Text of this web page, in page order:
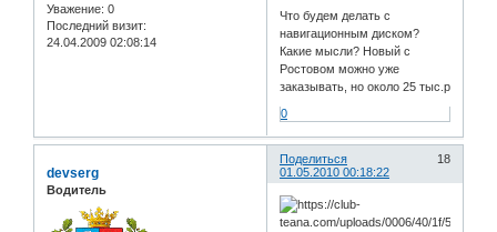
Уважение: 0
Последний визит:
24.04.2009 02:08:14
Что будем делать с
навигационным диском?
Какие мысли? Новый с
Ростовом можно уже
заказывать, но около 25 тыс.р
0
Поделиться
18
01.05.2010 00:18:22
devserg
Водитель